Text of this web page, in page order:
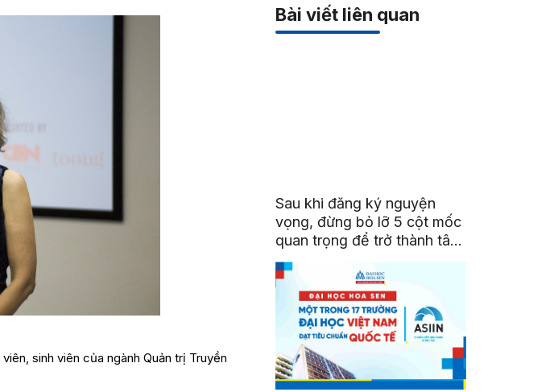
sinh viên của ngành Quản trị Truyền
Bài viết liên quan
Sau khi đăng ký nguyện
vọng, đừng bỏ lỡ 5 cột mốc
quan trọng để trở thành tân
sinh viên HSU